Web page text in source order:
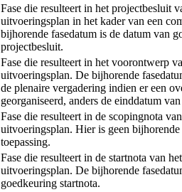
Fase die resulteert in het projectbesluit
uitvoeringsplan in het kader van een
bijhorende fasedatum is de datum van
projectbesluit.
Fase die resulteert in het voorontwerp
uitvoeringsplan. De bijhorende
de plenaire vergadering indien er een
georganiseerd, anders de einddatum
Fase die resulteert in de scopingnota
uitvoeringsplan. Hier is geen bijhorende
toepassing.
Fase die resulteert in de startnota van
uitvoeringsplan. De bijhorende
goedkeuring startnota.